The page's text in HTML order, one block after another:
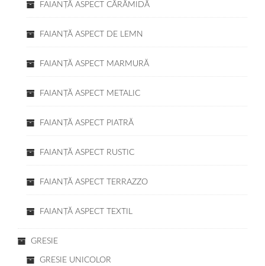
FAIANŢĂ ASPECT CĂRĂMIDĂ
FAIANŢĂ ASPECT DE LEMN
FAIANŢĂ ASPECT MARMURĂ
FAIANŢĂ ASPECT METALIC
FAIANŢĂ ASPECT PIATRĂ
FAIANŢĂ ASPECT RUSTIC
FAIANŢĂ ASPECT TERRAZZO
FAIANŢĂ ASPECT TEXTIL
GRESIE
GRESIE UNICOLOR